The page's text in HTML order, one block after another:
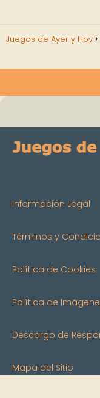
Juegos de Ayer y Hoy
Información Legal
Términos y
Política de Cookies
Política de
Descargo de
Mapa del Sitio